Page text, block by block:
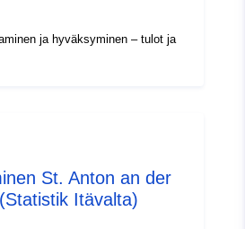
ja hyväksyminen – tulot ja
St. Anton an der
Itävalta)